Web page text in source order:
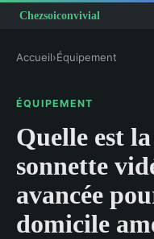
Accueil›Équipement
ÉQUIPEMENT
Quelle est
sonnette
avancée
domicile